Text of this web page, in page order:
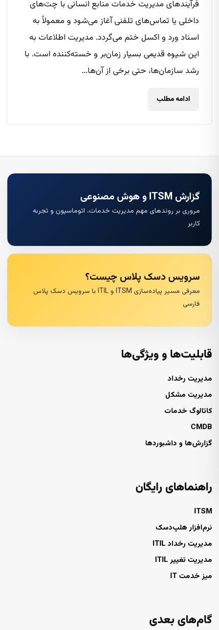
فرآیندهای مدیریت خدمات منابع انسانی با چت‌های
داخلی یا تماس‌های تلفنی آغاز می‌شود و معمولاً به
اسناد ورد و اکسل ختم می‌گردد. مدیریت اطلاعات به
این شیوه قدیمی بسیار زمان‌بر و خسته‌کننده است. با
رشد سازمان‌ها، حتی برخی از آن‌ها...
ادامه مطلب
گزارش ITSM و هوش مصنوعی
مروری بر روندهای مهم مدیریت خدمات، اتوماسیون و تجربه
کاربر
سرویس دسک پلاس چیست؟
معرفی مسیر پیاده‌سازی ITSM و ITIL با سرویس دسک پلاس
فارسی
قابلیت‌ها و ویژگی‌ها
مدیریت رخداد
مدیریت مشکل
کاتالوگ خدمات
CMDB
گزارش‌ها و داشبوردها
راهنماهای رایگان
ITSM
نرم‌افزار هلپ‌دسک
مدیریت رخداد ITIL
مدیریت تغییر ITIL
میز خدمت IT
گام‌های بعدی